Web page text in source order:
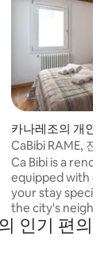
점 만점), 후기 106
카나레조의 개인실
CaBibi RAME, 전
Ca Bibi is a
equipped with
your stay special. Located in Cannaregio,
the city's
bars and
with
인기 편의